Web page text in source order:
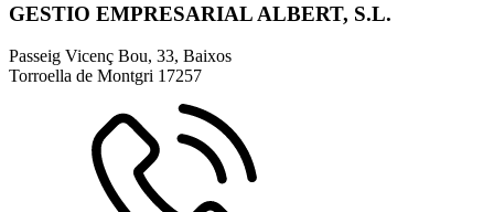
GESTIO EMPRESARIAL ALBERT, S.L.
Passeig Vicenç Bou, 33, Baixos
Torroella de Montgri 17257